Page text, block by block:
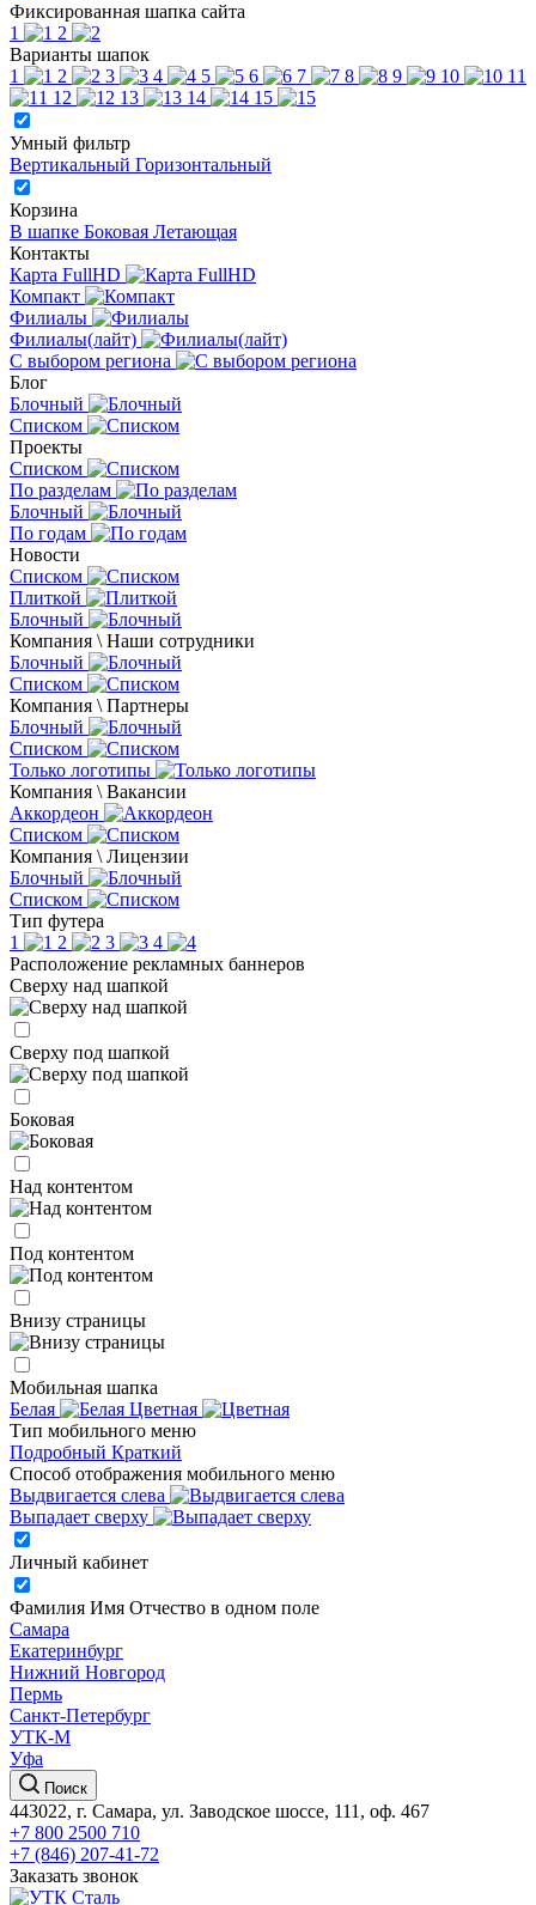
Фиксированная шапка сайта
1
2
Варианты шапок
1
2 3 4 5 6 7 8 9 10
11
12
13 14 15
Умный фильтр
Вертикальный Горизонтальный
Корзина
В шапке Боковая Летающая
Контакты
Карта FullHD
Компакт
Филиалы
Филиалы(лайт)
С выбором региона
Блог
Блочный
Списком
Проекты
Списком
По разделам
Блочный
По годам
Новости
Списком
Плиткой
Блочный
Компания \ Наши сотрудники
Блочный
Списком
Компания \ Партнеры
Блочный
Списком
Только логотипы
Компания \ Вакансии
Аккордеон
Списком
Компания \ Лицензии
Блочный
Списком
Тип футера
1
2 3
4
Расположение рекламных баннеров
Сверху над шапкой
Сверху под шапкой
Боковая
Над контентом
Под контентом
Внизу страницы
Мобильная шапка
Белая
Цветная
Тип мобильного меню
Подробный Краткий
Способ отображения мобильного меню
Выдвигается слева
Выпадает сверху
Личный кабинет
Фамилия Имя Отчество в одном поле
Самара
Екатеринбург
Нижний Новгород
Пермь
Санкт-Петербург
УТК-М
Уфа
Поиск
443022, г. Самара, ул. Заводское шоссе, 111, оф. 467
+7 800 2500 710
+7 (846) 207-41-72
Заказать звонок